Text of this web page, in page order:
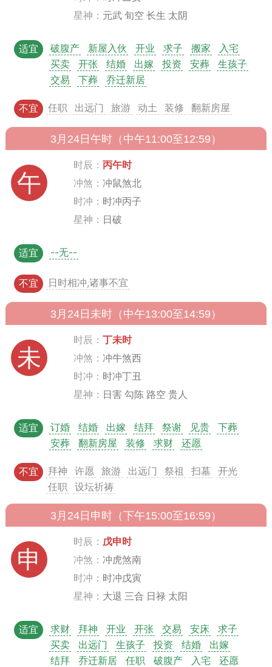
星神： 元武 旬空 长生 太阴
适宜 破腹产 新屋入伙 开业 求子 搬家
入宅
买卖
开张 结婚 出嫁 投资 安葬
生孩子
交易
下葬 乔迁新居
不宜 任职 出远门 旅游 动土 装修 翻新房屋
3月24日午时（中午11:00至12:59）
午
时辰： 丙午时
冲煞： 冲鼠煞北
时冲： 时冲丙子
星神： 日破
适宜 --无--
不宜 日时相冲,诸事不宜
3月24日未时（中午13:00至14:59）
未
时辰： 丁未时
冲煞： 冲牛煞西
时冲： 时冲丁丑
星神： 日害 勾陈 路空 贵人
适宜 订婚 结婚 出嫁 结拜 祭谢 见贵
下葬
安葬
翻新房屋 装修 求财 还愿
不宜 拜神 许愿 旅游 出远门 祭祖 扫墓
开光
任职
设坛祈祷
3月24日申时（下午15:00至16:59）
申
时辰： 戊申时
冲煞： 冲虎煞南
时冲： 时冲戊寅
星神： 大退 三合 日禄 太阳
适宜 求财 拜神 开业 开张 交易 安床
求子
买卖
出远门 生孩子 投资 结婚
出嫁
结拜
乔迁新居 任职 破腹产 入宅
还愿